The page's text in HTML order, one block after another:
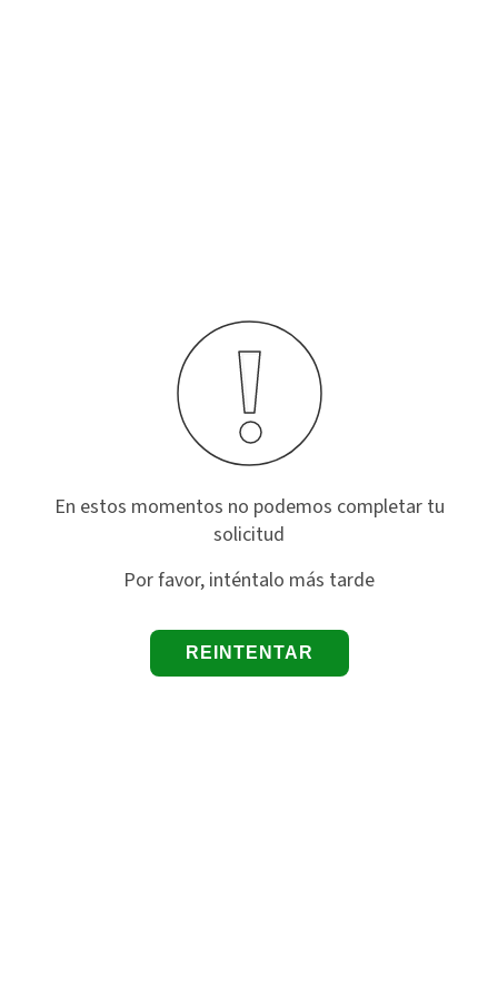
En estos momentos no podemos completar tu
solicitud
Por favor, inténtalo más tarde
REINTENTAR